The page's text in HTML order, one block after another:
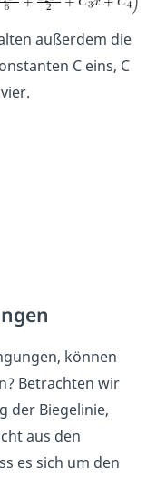
außerdem die
C eins, C
können
Betrachten wir
der Biegelinie,
aus den
es sich um den